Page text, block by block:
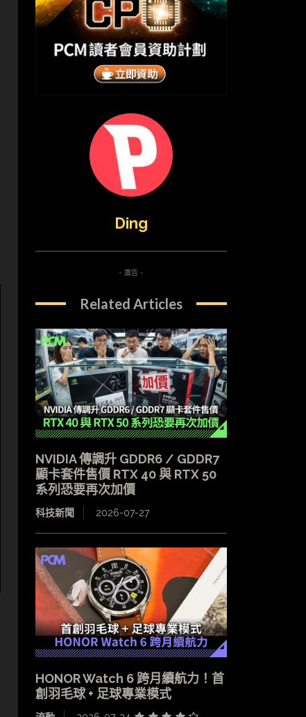
Ding
- 廣告 -
Related Articles
NVIDIA 傳調升 GDDR6 / GDDR7
顯卡套件售價 RTX 40 與 RTX 50
系列恐要再次加價
科技新聞 2026-07-27
HONOR Watch 6 跨月續航力！首
創羽毛球 + 足球專業模式